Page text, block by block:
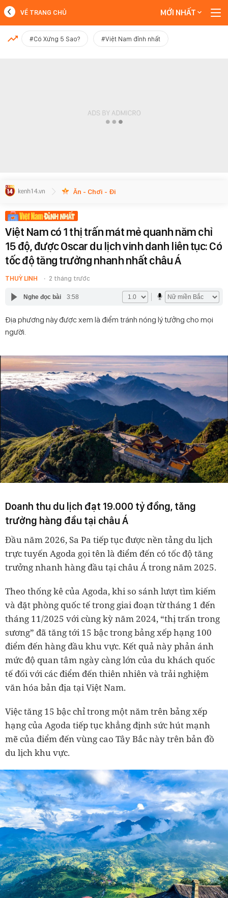
MỚI NHẤT
VỀ TRANG CHỦ MỚI NHẤT
#Có Xứng 5 Sao? #Việt Nam đỉnh nhất
Ăn - Chơi - Đi
Việt Nam có 1 thị trấn mát mẻ quanh năm chỉ
15 độ, được Oscar du lịch vinh danh liên tục: Có
tốc độ tăng trưởng nhanh nhất châu Á
THUỲ LINH 2 tháng trước
Nghe đọc bài 3:58
Địa phương này được xem là điểm tránh nóng lý tưởng cho mọi
người.
Doanh thu du lịch đạt 19.000 tỷ đồng, tăng
trưởng hàng đầu tại châu Á
Đầu năm 2026, Sa Pa tiếp tục được nền tảng du lịch
trực tuyến Agoda gọi tên là điểm đến có tốc độ tăng
trưởng nhanh hàng đầu tại châu Á trong năm 2025.
Theo thống kê của Agoda, khi so sánh lượt tìm kiếm
và đặt phòng quốc tế trong giai đoạn từ tháng 1 đến
tháng 11/2025 với cùng kỳ năm 2024, “thị trấn trong
sương” đã tăng tới 15 bậc trong bảng xếp hạng 100
điểm đến hàng đầu khu vực. Kết quả này phản ánh
mức độ quan tâm ngày càng lớn của du khách quốc
tế đối với các điểm đến thiên nhiên và trải nghiệm
văn hóa bản địa tại Việt Nam.
Việc tăng 15 bậc chỉ trong một năm trên bảng xếp
hạng của Agoda tiếp tục khẳng định sức hút mạnh
mẽ của điểm đến vùng cao Tây Bắc này trên bản đồ
du lịch khu vực.